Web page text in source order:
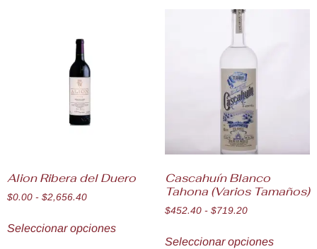
Alion Ribera del Duero
$0.00 - $2,656.40
Seleccionar opciones
Cascahuín Blanco
Tahona (Varios Tamaños)
$452.40 - $719.20
Seleccionar opciones